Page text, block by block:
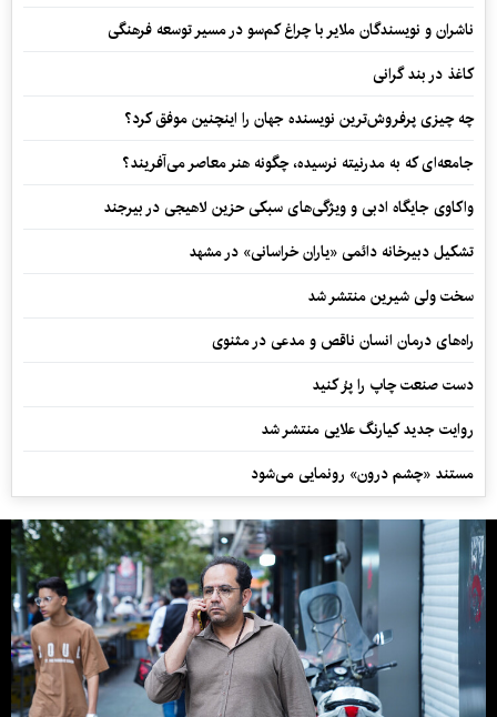
ناشران و نویسندگان ملایر با چراغ کم‌سو در مسیر توسعه فرهنگی
کاغذ در بند گرانی
چه چیزی پرفروش‌ترین نویسنده جهان را اینچنین موفق کرد؟
جامعه‌ای که به مدرنیته نرسیده، چگونه هنر معاصر می‌آفریند؟
واکاوی جایگاه ادبی و ویژگی‌های سبکی حزین لاهیجی در بیرجند
تشکیل دبیرخانه دائمی «یاران خراسانی» در مشهد
سخت ولی شیرین منتشر شد
راه‌های درمان انسان ناقص و مدعی در مثنوی
دست صنعت چاپ را پرُ کنید
روایت جدید کیارنگ علایی منتشر شد
مستند «چشم درون» رونمایی می‌شود